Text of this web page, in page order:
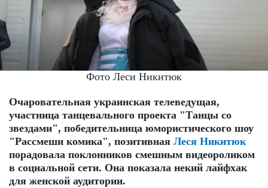
Фото Леси Никитюк
Очаровательная украинская телеведущая,
участница танцевального проекта "Танцы со
звездами", победительница юмористического шоу
"Рассмеши комика", позитивная Леся Никитюк
порадовала поклонников смешным видеороликом
в социальной сети. Она показала некий лайфхак
для женской аудитории.